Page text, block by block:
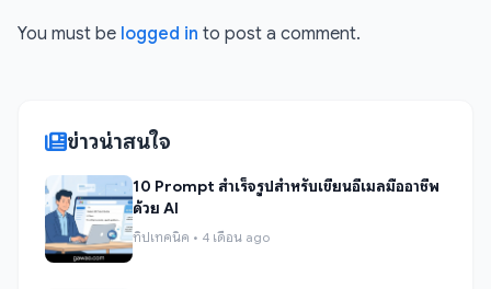
You must be logged in to post a comment.
ข่าวน่าสนใจ
10 Prompt สำเร็จรูปสำหรับเขียนอีเมลมืออาชีพ
ด้วย AI
ทิปเทคนิค • 4 เดือน ago